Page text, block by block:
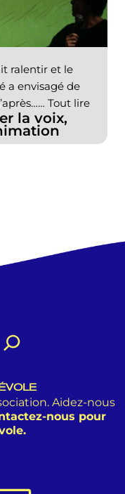
la voix,
ralentir et le
a envisagé de
Tout lire
Aidez-nous
nous pour